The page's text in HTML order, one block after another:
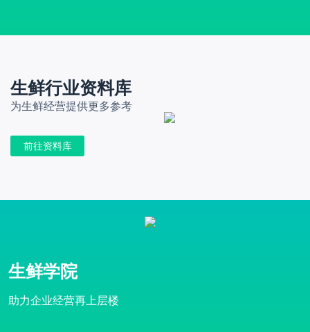
生鲜行业资料库
为生鲜经营提供更多参考
前往资料库
生鲜学院
助力企业经营再上层楼